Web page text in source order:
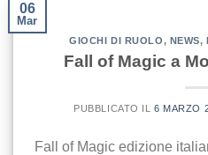
06
Mar
GIOCHI DI RUOLO, NEWS,
Fall of Magic a
PUBBLICATO IL6 MARZO
Fall of Magic edizione